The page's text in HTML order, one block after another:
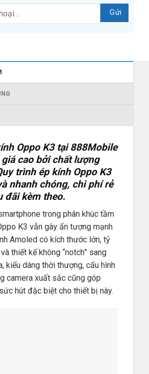
Oppo K3 tại 888Mobile
cao bởi chất lượng
trình ép kính Oppo K3
nhanh chóng, chi phí rẻ
đãi kèm theo.
trong phân khúc tầm
K3 vẫn gây ấn tượng mạnh
Amoled có kích thước lớn, tỷ
thiết kế không “notch” sang
kiểu dáng thời thượng, cấu hình
camera xuất sắc cũng góp
hút đặc biệt cho thiết bị này.